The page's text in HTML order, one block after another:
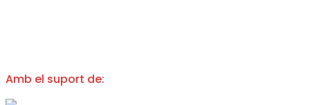
Amb el suport de: